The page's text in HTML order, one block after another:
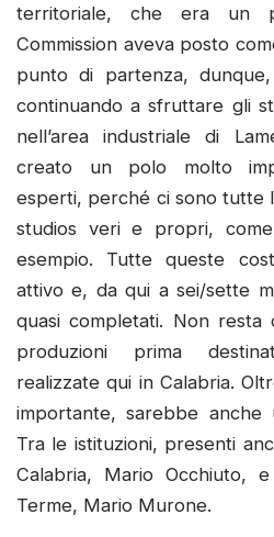
territoriale, che era un
Commission aveva posto
punto di partenza,
continuando a sfruttare gli
nell’area industriale di
creato un polo molto
esperti, perché ci sono tutte
studios veri e propri,
esempio. Tutte queste
attivo e, da qui a sei/sette
quasi completati. Non
produzioni prima
realizzate qui in Calabria.
importante, sarebbe anche
Tra le istituzioni, presenti
Calabria, Mario Occhiuto,
Terme, Mario Murone.